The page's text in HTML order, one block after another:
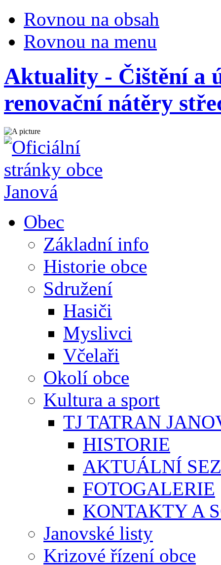
Rovnou na obsah
Rovnou na menu
Aktuality - Čištění a
renovační nátěry
Obec
Základní info
Historie obce
Sdružení
Hasiči
Myslivci
Včelaři
Okolí obce
Kultura a sport
TJ TATRAN
HISTORIE
AKTUÁLNÍ
FOTOGALERIE
KONTAKTY A
Janovské listy
Krizové řízení obce